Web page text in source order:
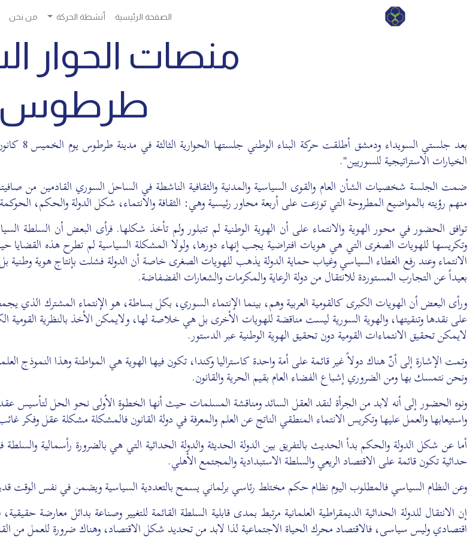
الصفحة الرئيسية أنشطة الحركة من نحن
منصات الحوار
طرطوس
الخيارات الاستراتيجية للسوريين".
ضمت الجلسة شخصيات الشأن العام والقوى السياسية والمدنية والثقافية الناشطة في الساحل السوري القادمين من
منهم رؤيته بالمواضيع المطروحة التي توزعت على أربعة محاور رئيسية وهي: الثقافة والانتماء، شكل الدولة والحكم،
توافق الحضور في محور الهوية والانتماء على أن الهوية الوطنية لم تتبلور ولم تأخذ شكلها. فرأى البعض أن السلطة
وتكريسها للهويات الصغرى التي هي هويات افتراضية يجب إنهاء دورها، ولولا المشكلة السياسية لم تطرح هذه
الانتماء وعند رفع الغطاء السياسي وغياب حماية الدولة يذهب للهويات الصغرى خاصة أن الدولة فشلت بإنتاج هوية وطنية بل
بعيداً عن التجارب المستوردة للانتقال من دولة الرعاية والمكرمات والشعارات الفضفاضة.
ورأى البعض أن الهويات الكبرى كالقومية العربية وهم، بينما الإنتماء السوري، بكل بساطة، هو الإنتماء المشترك الذي
على نقدها وتنقيتها، والهوية السورية ليست مناقضة للهويات الأخرى بل هي خلاصة لها، ولايمكن الأخذ بالنظرية القومية
لايمكن تحقيق الانتماءات القومية دون تحقيق الهوية الوطنية عبر الدستور.
وتمت الإشارة إلى أنّ هناك دولاً غير قائمة على أمة واحدة كاستراليا وكندا، تكون فيها الهوية هي المواطنة وهذا النموذج
ونحن نتمسك بها ومن الضروري إشباع الفضاء العام بقيم الحرية والقانون.
ونوه الحضور إلى أنه لابد من الجرأة لنقد العقل السائد ومناقشة المسلمات حيث أنها الخطوة الأولى نحو الحل
واستيعابها والعمل عليها وتكريس الانتماء المنطقي الناتج عن العلم والمعرفة في دولة القانون فالمشكلة مشكلة عقل وفكر
أما عن شكل الدولة والحكم بدأ الحديث بالتفريق بين الدولة الحديثة والدولة الحداثية التي هي بالضرورة رأسمالية
حداثية تكون قائمة على الاقتصاد الريعي والسلطة الاستبدادية والمجتمع الأهلي.
وعن النظام السياسي فالمطلوب اليوم نظام حكم مختلط رئاسي برلماني يسمح بالتعددية السياسية ويضمن في نفس الوقت قدراً
إن الانتقال للدولة الحداثية الديمقراطية العلمانية مرتبط بمدى قابلية السلطة القائمة للتغيير وصناعة بدائل معارضة
اقتصادي وليس سياسي، فالاقتصاد محرك الحياة الاجتماعية لذا لابد من تحديد شكل الاقتصاد، وهناك ضرورة للعمل من
حركة مدنية اجتماعية تعمل على بناء الهوية